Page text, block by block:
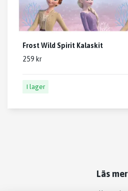
Frost Wild Spirit Kalaskit
259 kr
I lager
Läs mer